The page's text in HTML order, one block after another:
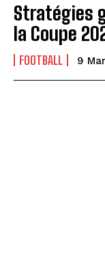
Stratégies
la Coupe
FOOTBALL 9